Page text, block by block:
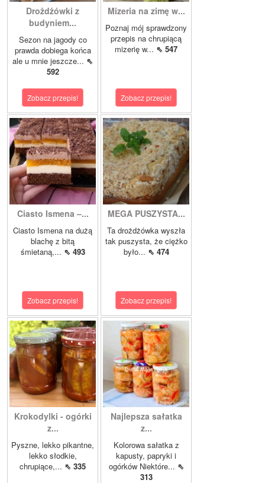
Drożdżówki z
budyniem...
Sezon na jagody co
prawda dobiega końca
ale u mnie jeszcze... ⇖
592
Zobacz przepis!
Mizeria na zimę w...
Poznaj mój sprawdzony
przepis na chrupiącą
mizerię w... ⇖ 547
Zobacz przepis!
Ciasto Ismena –...
Ciasto Ismena na dużą
blachę z bitą
śmietaną,... ⇖ 493
Zobacz przepis!
MEGA PUSZYSTA...
Ta drożdżówka wyszła
tak puszysta, że ciężko
było... ⇖ 474
Zobacz przepis!
Krokodylki - ogórki
z...
Pyszne, lekko pikantne,
lekko słodkie,
chrupiące,... ⇖ 335
Najlepsza sałatka
z...
Kolorowa sałatka z
kapusty, papryki i
ogórków Niektóre... ⇖
313